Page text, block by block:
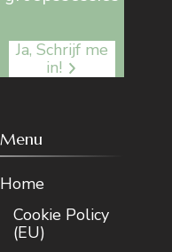
Ja, Schrijf me
in!
Menu
Home
Cookie Policy
(EU)